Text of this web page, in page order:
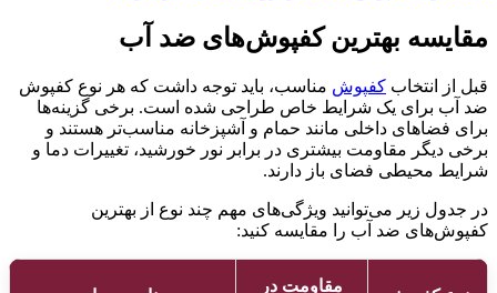
مقایسه بهترین کفپوش‌های ضد آب
قبل از انتخاب کفپوش مناسب، باید توجه داشت که هر نوع کفپوش
ضد آب برای یک شرایط خاص طراحی شده است. برخی گزینه‌ها
برای فضاهای داخلی مانند حمام و آشپزخانه مناسب‌تر هستند و
برخی دیگر مقاومت بیشتری در برابر نور خورشید، تغییرات دما و
شرایط محیطی فضای باز دارند.
در جدول زیر می‌توانید ویژگی‌های مهم چند نوع از بهترین
کفپوش‌های ضد آب را مقایسه کنید:
مقاومت در